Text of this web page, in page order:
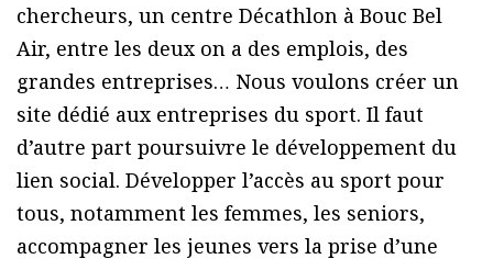
chercheurs, un centre Décathlon à Bouc Bel
Air, entre les deux on a des emplois, des
grandes entreprises… Nous voulons créer un
site dédié aux entreprises du sport. Il faut
d’autre part poursuivre le développement du
lien social. Développer l’accès au sport pour
tous, notamment les femmes, les seniors,
accompagner les jeunes vers la prise d’une